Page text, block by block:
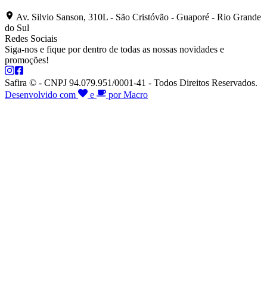
Av. Silvio Sanson, 310L - São Cristóvão - Guaporé - Rio Grande
do Sul
Redes Sociais
Siga-nos e fique por dentro de todas as nossas novidades e
promoções!
Safira © - CNPJ 94.079.951/0001-41 - Todos Direitos Reservados.
Desenvolvido com
e por Macro